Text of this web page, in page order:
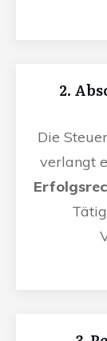
2.
Die
verlangt